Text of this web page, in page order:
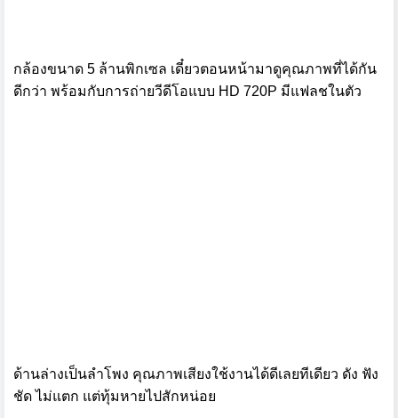
กล้องขนาด 5 ล้านพิกเซล เดี๋ยวตอนหน้ามาดูคุณภาพที่ได้กัน
ดีกว่า พร้อมกับการถ่ายวีดีโอแบบ HD 720P มีแฟลชในตัว
ด้านล่างเป็นลำโพง คุณภาพเสียงใช้งานได้ดีเลยทีเดียว ดัง ฟัง
ชัด ไม่แตก แต่ทุ้มหายไปสักหน่อย